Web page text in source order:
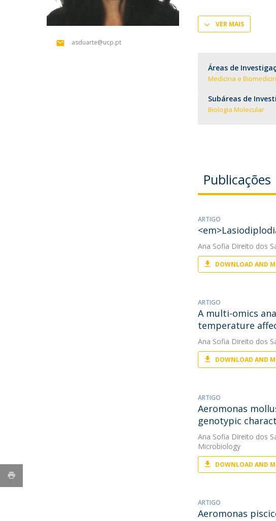
Cursos
Formação e Serviço
Voluntariado
Internacionalização
asduarte@ucp.pt
VER MAIS
Áreas de
Medicina e
Subáreas de
Biologia Molecular
Publicações
ARTIGO
Ana Sofia Direito dos
DOWNLOAD AND
ARTIGO
A multi-omics
temperature
Ana Sofia Direito dos
DOWNLOAD AND
ARTIGO
Aeromonas
genotypic
Ana Sofia Direito dos
Microbiology
DOWNLOAD AND
ARTIGO
Aeromonas